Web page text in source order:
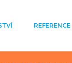
REFERENCE